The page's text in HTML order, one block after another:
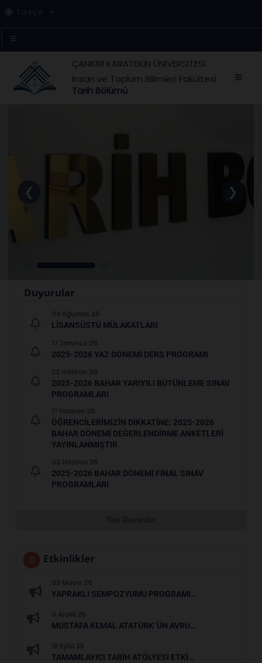
Türkçe
ÇANKIRI KARATEKİN ÜNİVERSİTESİ
İnsan ve Toplum Bilimleri Fakültesi
Tarih Bölümü
❮ ❯
Duyurular
LISANSÜSTÜ MÜLAKATLARI
2025-2026 YAZ DÖNEMİ DERS PROGRAMI
2025-2026 BAHAR YARIYILI BÜTÜNLEME SINAV
PROGRAMLARI
ÖĞRENCİLERİMİZİN DİKKATİNE: 2025-2026
BAHAR DÖNEMI DEĞERLENDIRME ANKETLERI
YAYINLANMIŞTIR
2025-2026 BAHAR DÖNEMİ FİNAL SINAV
PROGRAMLARI
Etkinlikler
YAPRAKLI SEMPOZYUMU PROGRAMI (7-8 MAYIS 2026)
MUSTAFA KEMAL ATATÜRK`ÜN AVRUPA`DAKI İZLERI VE DÜŞÜNCE DÜNYASININ OLUŞUMU
TAMAMLAYICI TARIH ATÖLYESI ETKINLIKLERI